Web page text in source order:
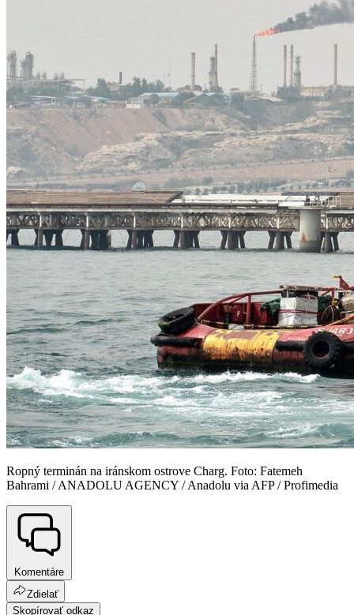
Ropný terminán na iránskom ostrove Charg. Foto: Fatemeh
Bahrami / ANADOLU AGENCY / Anadolu via AFP / Profimedia
Komentáre
Zdielať
Skopírovať odkaz